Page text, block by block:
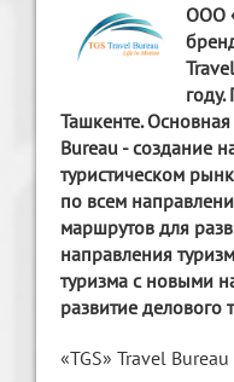
ООО
Ташкенте. Основная
Bureau - создание
туристическом
по всем
маршрутов для
направления
туризма с новыми
развитие делового
«TGS» Travel